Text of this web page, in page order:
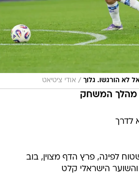
לא הורגשו. גלוך / אודי ציטיאט
מהלך המשחק
לדרך
לפינה, פרץ הדף מצוין, בוב
והשוער הישראלי קלט